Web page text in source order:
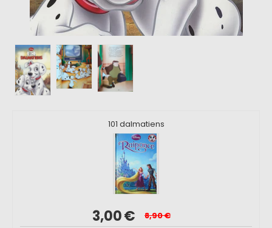
101 dalmatiens
3,00€ 8,90€